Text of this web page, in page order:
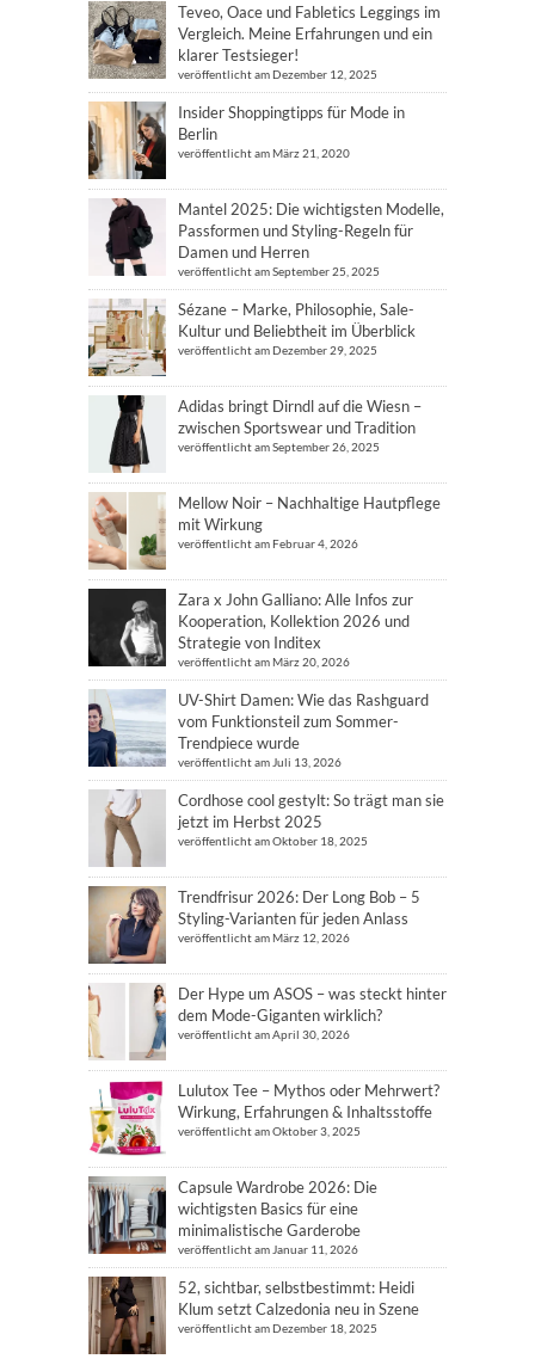
Teveo, Oace und Fabletics Leggings im
Vergleich. Meine Erfahrungen und ein
klarer Testsieger!
veröffentlicht am Dezember 12, 2025
Insider Shoppingtipps für Mode in
Berlin
veröffentlicht am März 21, 2020
Mantel 2025: Die wichtigsten Modelle,
Passformen und Styling-Regeln für
Damen und Herren
veröffentlicht am September 25, 2025
Sézane – Marke, Philosophie, Sale-
Kultur und Beliebtheit im Überblick
veröffentlicht am Dezember 29, 2025
Adidas bringt Dirndl auf die Wiesn –
zwischen Sportswear und Tradition
veröffentlicht am September 26, 2025
Mellow Noir – Nachhaltige Hautpflege
mit Wirkung
veröffentlicht am Februar 4, 2026
Zara x John Galliano: Alle Infos zur
Kooperation, Kollektion 2026 und
Strategie von Inditex
veröffentlicht am März 20, 2026
UV-Shirt Damen: Wie das Rashguard
vom Funktionsteil zum Sommer-
Trendpiece wurde
veröffentlicht am Juli 13, 2026
Cordhose cool gestylt: So trägt man sie
jetzt im Herbst 2025
veröffentlicht am Oktober 18, 2025
Trendfrisur 2026: Der Long Bob – 5
Styling-Varianten für jeden Anlass
veröffentlicht am März 12, 2026
Der Hype um ASOS – was steckt hinter
dem Mode-Giganten wirklich?
veröffentlicht am April 30, 2026
Lulutox Tee – Mythos oder Mehrwert?
Wirkung, Erfahrungen & Inhaltsstoffe
veröffentlicht am Oktober 3, 2025
Capsule Wardrobe 2026: Die
wichtigsten Basics für eine
minimalistische Garderobe
veröffentlicht am Januar 11, 2026
52, sichtbar, selbstbestimmt: Heidi
Klum setzt Calzedonia neu in Szene
veröffentlicht am Dezember 18, 2025